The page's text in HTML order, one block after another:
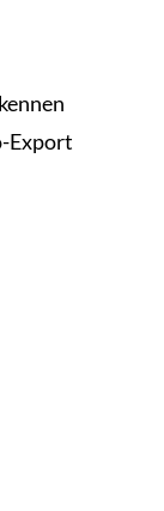
Export